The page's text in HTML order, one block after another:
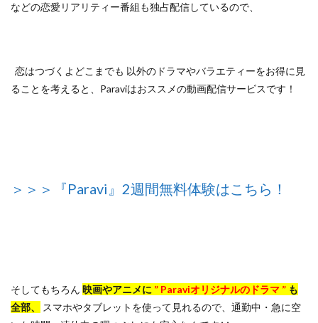
などの恋愛リアリティー番組も独占配信しているので、
恋はつづくよどこまでも 以外のドラマやバラエティーをお得に見
ることを考えると、Paraviはおススメの動画配信サービスです！
＞＞＞『Paravi』2週間無料体験はこちら！
そしてもちろん 映画やアニメに ” Paraviオリジナルのドラマ ” も
全部、
スマホやタブレットを使って見れるので、通勤中・急に空